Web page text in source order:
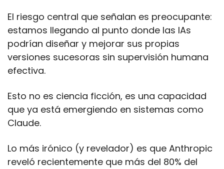
El riesgo central que señalan es preocupante:
estamos llegando al punto donde las IAs
podrían diseñar y mejorar sus propias
versiones sucesoras sin supervisión humana
efectiva.
Esto no es ciencia ficción, es una capacidad
que ya está emergiendo en sistemas como
Claude.
Lo más irónico (y revelador) es que Anthropic
reveló recientemente que más del 80% del